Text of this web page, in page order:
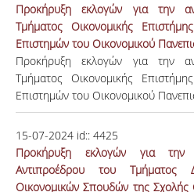
Προκήρυξη εκλογών για την
Τμήματος Οικονομικής
Επιστημών του Οικονομικού
Προκήρυξη εκλογών για την
Τμήματος Οικονομικής
Επιστημών του Οικονομικού
15-07-2024 id:: 4425
Προκήρυξη εκλογών για την
Αντιπροέδρου του Τμήματος
Οικονομικών Σπουδών της Σχολής